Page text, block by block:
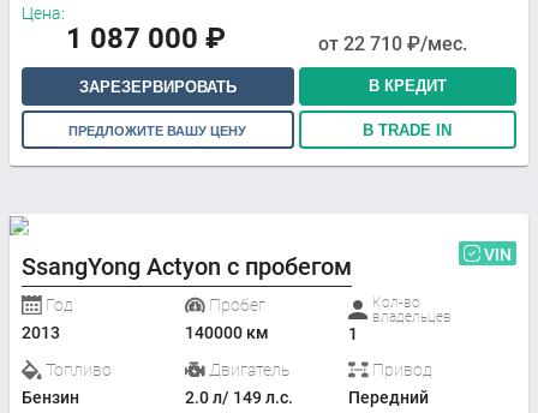
Цена:
1 087 000 ₽ от 22 710 ₽/мес.
ЗАРЕЗЕРВИРОВАТЬ В КРЕДИТ
ПРЕДЛОЖИТЕ ВАШУ ЦЕНУ В TRADE IN
SsangYong Actyon с пробегом VIN
Год
2013
Пробег
140000 км
Кол-во
владельцев
1
Топливо
Бензин
Двигатель
2.0 л/ 149 л.с.
Привод
Передний